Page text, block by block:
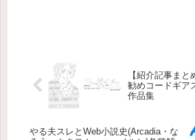
【紹介記事ま
勧めコードギア
作品集
やる夫スレとWeb小説史(Arcadia・な